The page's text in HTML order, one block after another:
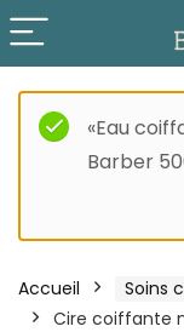
«Eau
Barber
Accueil Soins
Cire coiffante